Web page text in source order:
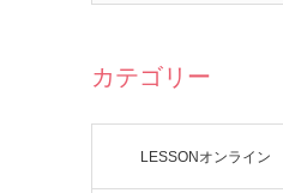
カテゴリー
LESSONオンライン